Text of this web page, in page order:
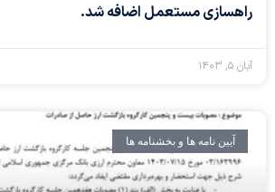
راهسازی مستعمل اضافه شد.
آبان ۵, ۱۴۰۳
آیین نامه ها و بخشنامه ها